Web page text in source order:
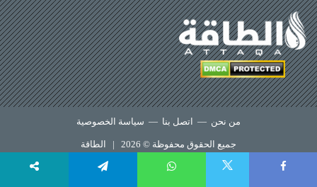
من نحن — اتصل بنا — سياسة الخصوصية
جميع الحقوق محفوظة © 2026 | الطاقة